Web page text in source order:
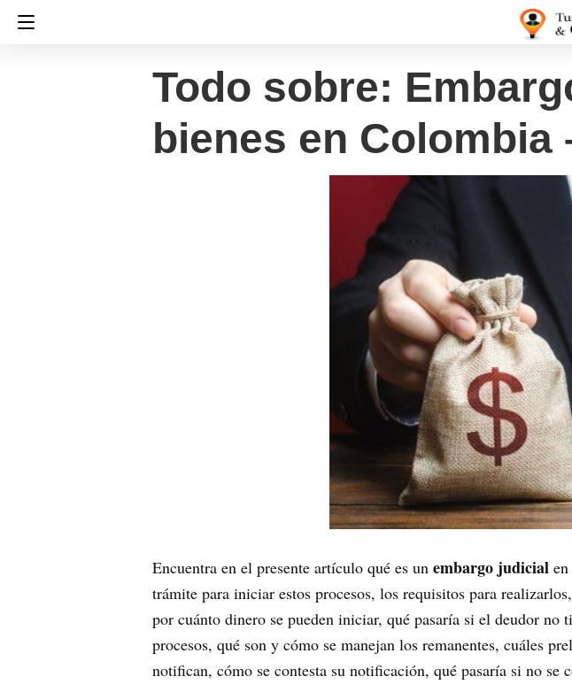
Todo sobre:
bienes en Colombia
Encuentra en el presente artículo qué es un embargo judicial
trámite para iniciar estos procesos, los requisitos para
por cuánto dinero se pueden iniciar, qué pasaría si el deudor no
procesos, qué son y cómo se manejan los remanentes, cuáles
notifican, cómo se contesta su notificación, qué pasaría si no se